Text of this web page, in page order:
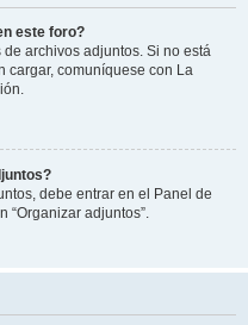
este foro?
archivos adjuntos. Si no está
cargar, comuníquese con La
debe entrar en el Panel de
“Organizar adjuntos”.